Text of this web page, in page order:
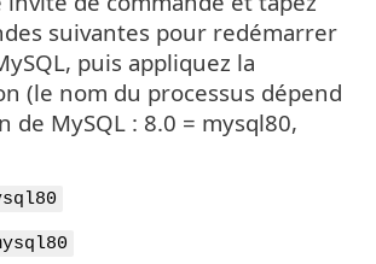
suivantes pour redémarrer
puis appliquez la
(le nom du processus dépend
de MySQL : 8.0 = mysql80,